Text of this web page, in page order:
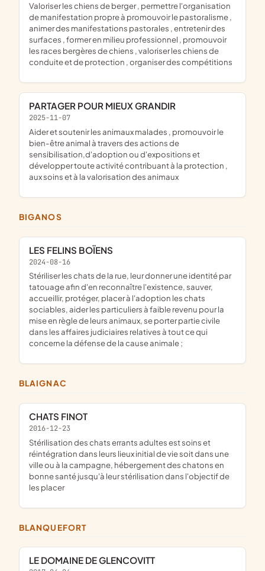
valoriser les chiens de berger , permettre l'organisation
de manifestation propre à promouvoir le pastoralisme ,
animer des manifestations pastorales , entretenir des
surfaces , former en milieu professionnel , promouvoir
les races bergères de chiens , valoriser les chiens de
conduite et de protection , organiser des compétitions
PARTAGER POUR MIEUX GRANDIR
2025-11-07
aider et soutenir les animaux malades , promouvoir le
bien-être animal à travers des actions de
sensibilisation,d'adoption ou d'expositions et
développer toute activité contribuant à la protection ,
aux soins et à la valorisation des animaux
BIGANOS
LES FELINS BOÏENS
2024-08-16
stériliser les chats de la rue, leur donner une identité par
tatouage afin d'en reconnaître l'existence, sauver,
accueillir, protéger, placer à l'adoption les chats
sociables, aider les particuliers à faible revenu pour la
mise en règle de leurs animaux, se porter partie civile
dans les affaires judiciaires relatives à tout ce qui
concerne la défense de la cause animale ;
BLAIGNAC
CHATS FINOT
2016-12-23
stérilisation des chats errants adultes est soins et
réintégration dans leurs lieux initial de vie soit dans une
ville ou à la campagne, hébergement des chatons en
bonne santé jusqu'à leur stérilisation dans l'objectif de
les placer
BLANQUEFORT
LE DOMAINE DE GLENCOVITT